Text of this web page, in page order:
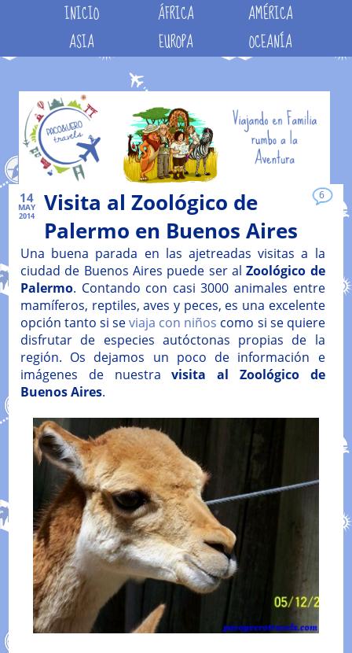
INICIO ÁFRICA
AMÉRICA
ASIA
EUROPA OCEANÍA
14
MAY
2014
6
Visita al Zoológico de
Palermo en Buenos Aires
Una buena parada en las ajetreadas visitas a la
ciudad de Buenos Aires puede ser alZoológico de
Palermo. Contando con casi 3000 animales entre
mamíferos, reptiles, aves y peces, es una excelente
opción tanto si seviaja con niños como si se quiere
disfrutar de especies autóctonas propias de la
región. Os dejamos un poco de información e
imágenes de nuestravisita al Zoológico de
Buenos Aires.